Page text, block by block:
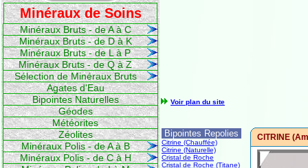
Minéraux de Soins
Minéraux Bruts - de A à C
Minéraux Bruts - de D à K
Minéraux Bruts - de L à P
Minéraux Bruts - de Q à Z
Sélection de Minéraux Bruts
Agates d'Eau
Bipointes Naturelles
Géodes
Météorites
Zéolites
Minéraux Polis - de A à B
Minéraux Polis - de C à H
Voir plan du site
Bipointes Repolies
Citrine (Chauffée)
Citrine (Naturelle)
Cristal de Roche
Cristal de Roche (Titane)
CITRINE